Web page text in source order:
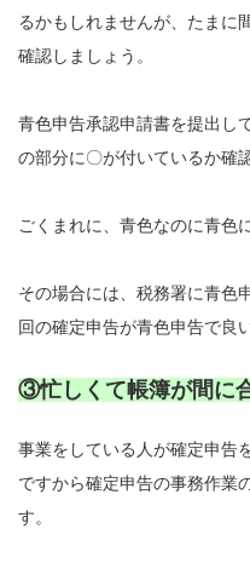
るかもしれませんが、たまに
確認しましょう。
青色申告承認申請書を提出し
の部分に〇が付いているか確
ごくまれに、青色なのに青色
その場合には、税務署に青色
回の確定申告が青色申告で良
③忙しくて帳簿が間に
事業をしている人が確定申告
ですから確定申告の事務作業
す。